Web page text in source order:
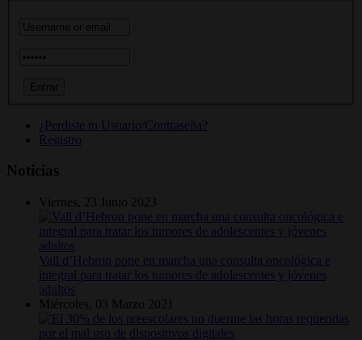
¿Perdiste tu Usuario/Contraseña?
Registro
Noticias
Viernes, 23 Junio 2023
Vall d’Hebron pone en marcha una consulta oncológica e
integral para tratar los tumores de adolescentes y jóvenes
adultos
Miércoles, 03 Marzo 2021